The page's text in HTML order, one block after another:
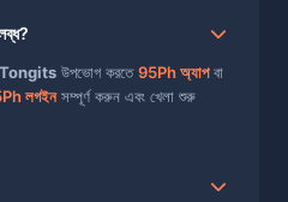
Tongits উপভোগ করতে95Ph অ্যাপবা
লগইনসম্পূর্ণ করুন এবং খেলা শুরু